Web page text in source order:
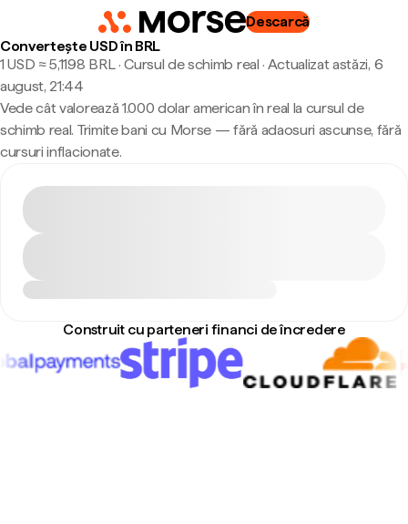
Descarcă
Convertește USD în BRL
1 USD ≈ 5,1198 BRL · Cursul de schimb real · Actualizat astăzi, 6
august, 21:44
Vede cât valorează 1.000 dolar american în real la cursul de
schimb real. Trimite bani cu Morse — fără adaosuri ascunse, fără
cursuri inflacionate.
Construit cu parteneri financi de încredere